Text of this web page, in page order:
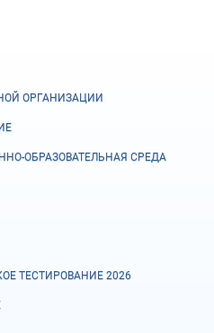
ОРГАНИЗАЦИИ
ОБРАЗОВАТЕЛЬНАЯ СРЕДА
ТЕСТИРОВАНИЕ 2026